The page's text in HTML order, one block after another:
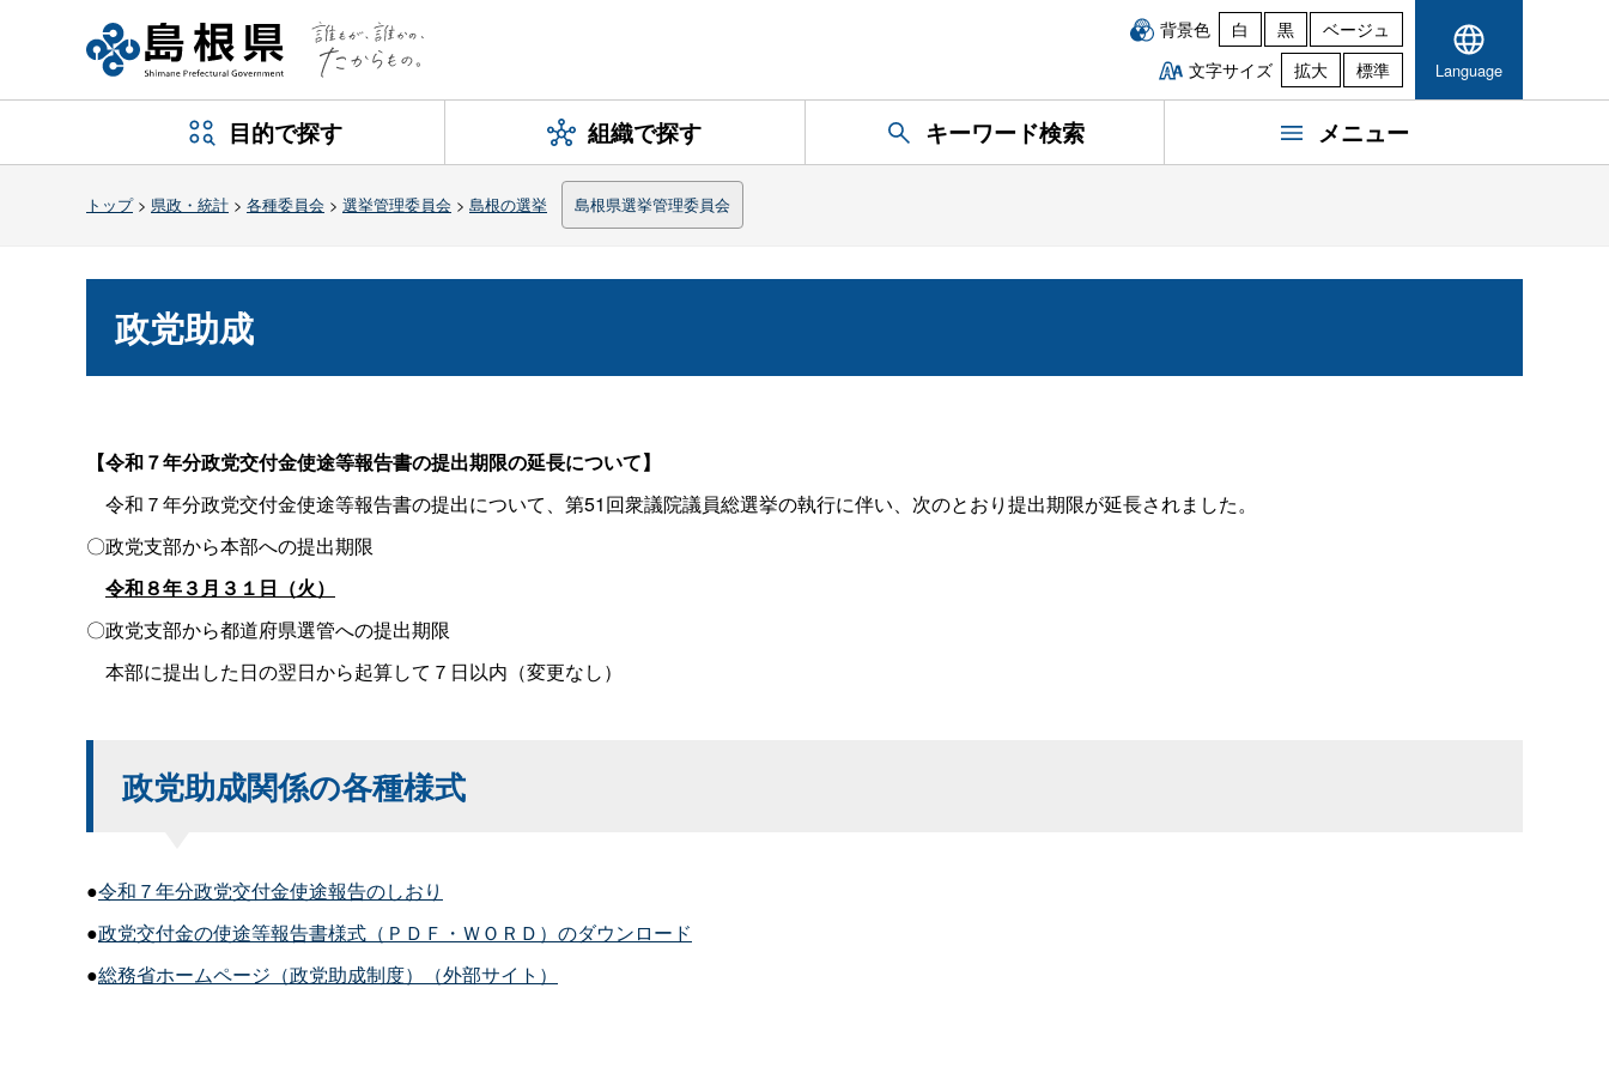
背景色 白 黒
ベージュ
文字サイズ
拡大 標準 Language
目的で探す 組織で探す キーワード検索 メニュー
トップ> 県政・統計 > 各種委員会 > 選挙管理委員会 > 島根の選挙 島根県選挙管理委員会
政党助成
【令和７年分政党交付金使途等報告書の提出期限の延長について】
令和７年分政党交付金使途等報告書の提出について、第51回衆議院議員総選挙の執行に伴い、次のとおり提出期限が延長されました。
〇政党支部から本部への提出期限
令和８年３月３１日（火）
〇政党支部から都道府県選管への提出期限
本部に提出した日の翌日から起算して７日以内（変更なし）
政党助成関係の各種様式
●令和７年分政党交付金使途報告のしおり
●政党交付金の使途等報告書様式（ＰＤＦ・ＷＯＲＤ）のダウンロード
●総務省ホームページ（政党助成制度）（外部サイト）